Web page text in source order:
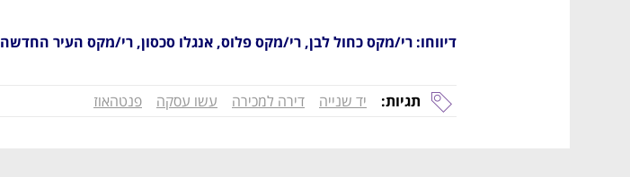
דיווחו: רי/מקס כחול לבן, רי/מקס פלוס, אנגלו סכסון, רי/מקס העיר החדשה
תגיות: יד שנייה דירה למכירה עשו עסקה פנטהאוז